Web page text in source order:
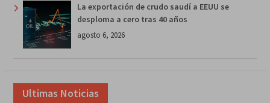
La exportación de crudo saudí a EEUU se
desploma a cero tras 40 años
agosto 6, 2026
Ultimas Noticias